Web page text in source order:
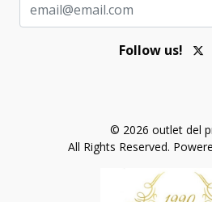
Follow us!
© 2026 outlet del
All Rights Reserved.